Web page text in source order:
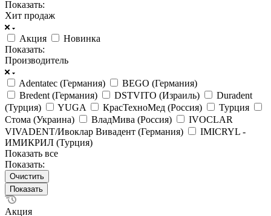
Показать:
Хит продаж
Акция
Новинка
Показать:
Производитель
Adentatec (Германия)
BEGO (Германия)
Bredent (Германия)
DSTVITO (Израиль)
Duradent
(Турция)
YUGA КрасТехноМед (Россия)
Турция
Стома (Украина)
ВладМива (Россия)
IVOCLAR
VIVADENT/Ивоклар Вивадент (Германия)
IMICRYL -
ИМИКРИЛ (Турция)
Показать все
Показать:
Очистить
Акция